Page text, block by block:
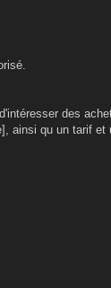
des
ainsi qu un tarif et